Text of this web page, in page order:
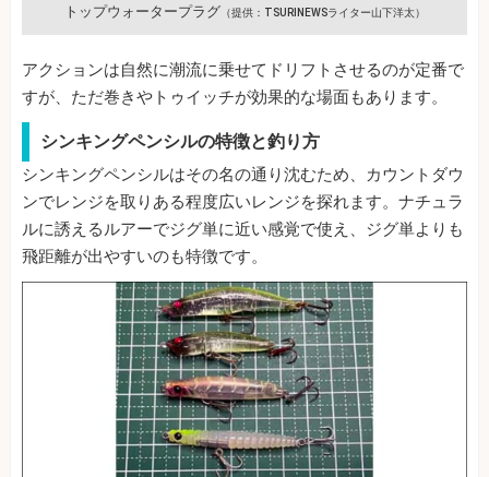
トップウォータープラグ （提供：TSURINEWSライター山下洋太）
アクションは自然に潮流に乗せてドリフトさせるのが定番で
すが、ただ巻きやトゥイッチが効果的な場面もあります。
シンキングペンシルの特徴と釣り方
シンキングペンシルはその名の通り沈むため、カウントダウ
ンでレンジを取りある程度広いレンジを探れます。ナチュラ
ルに誘えるルアーでジグ単に近い感覚で使え、ジグ単よりも
飛距離が出やすいのも特徴です。